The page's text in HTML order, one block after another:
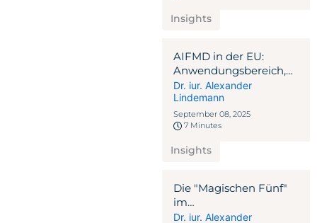
Insights
AIFMD in der EU:
Anwendungsbereich,
Einhaltung &
alternative Strukturen
Dr. iur. Alexander
Lindemann
September 08, 2025
7 Minutes
Insights
Die "Magischen Fünf"
im
Vermögensmanagement
Dr. iur. Alexander